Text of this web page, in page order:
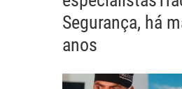
Segurança, há
anos